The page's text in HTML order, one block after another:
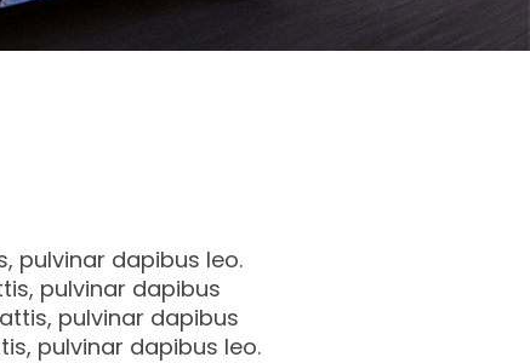
pulvinar dapibus leo.
pulvinar dapibus
pulvinar dapibus
pulvinar dapibus leo.